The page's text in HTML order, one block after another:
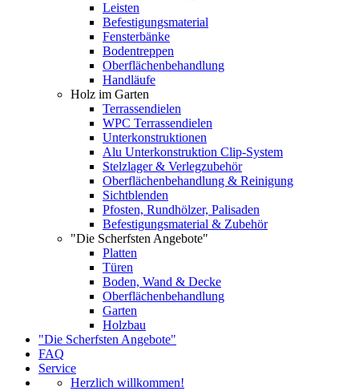
Leisten
Befestigungsmaterial
Fensterbänke
Bodentreppen
Oberflächenbehandlung
Handläufe
Holz im Garten
Terrassendielen
WPC Terrassendielen
Unterkonstruktionen
Alu Unterkonstruktion Clip-System
Stelzlager & Verlegzubehör
Oberflächenbehandlung & Reinigung
Sichtblenden
Pfosten, Rundhölzer, Palisaden
Befestigungsmaterial & Zubehör
"Die Scherfsten Angebote"
Platten
Türen
Boden, Wand & Decke
Oberflächenbehandlung
Garten
Holzbau
"Die Scherfsten Angebote"
FAQ
Service
Herzlich willkommen!